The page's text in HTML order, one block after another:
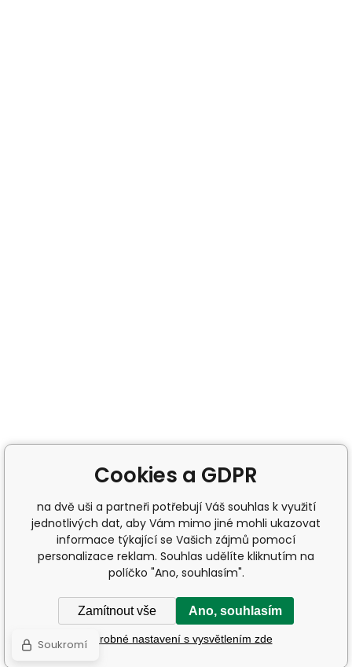
Cookies a GDPR
na dvě uši a partneři potřebují Váš souhlas k využití
jednotlivých dat, aby Vám mimo jiné mohli ukazovat
informace týkající se Vašich zájmů pomocí
personalizace reklam. Souhlas udělíte kliknutím na
políčko "Ano, souhlasím".
Zamítnout vše Ano, souhlasím
Podrobné nastavení s vysvětlením zde
Soukromí